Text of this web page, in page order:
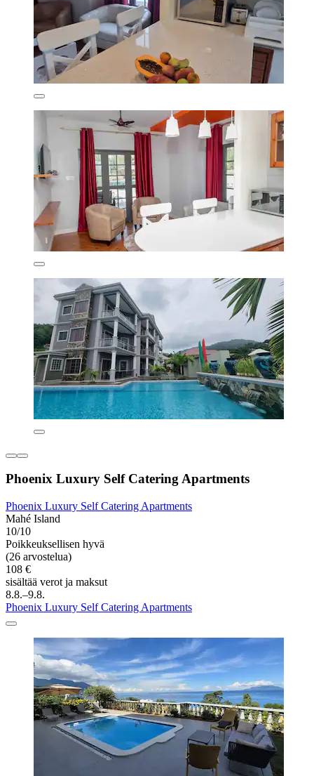
Phoenix Luxury Self Catering Apartments
Phoenix Luxury Self Catering Apartments
Mahé Island
10/10
Poikkeuksellisen hyvä
(26 arvostelua)
108 €
sisältää verot ja maksut
8.8.–9.8.
Phoenix Luxury Self Catering Apartments